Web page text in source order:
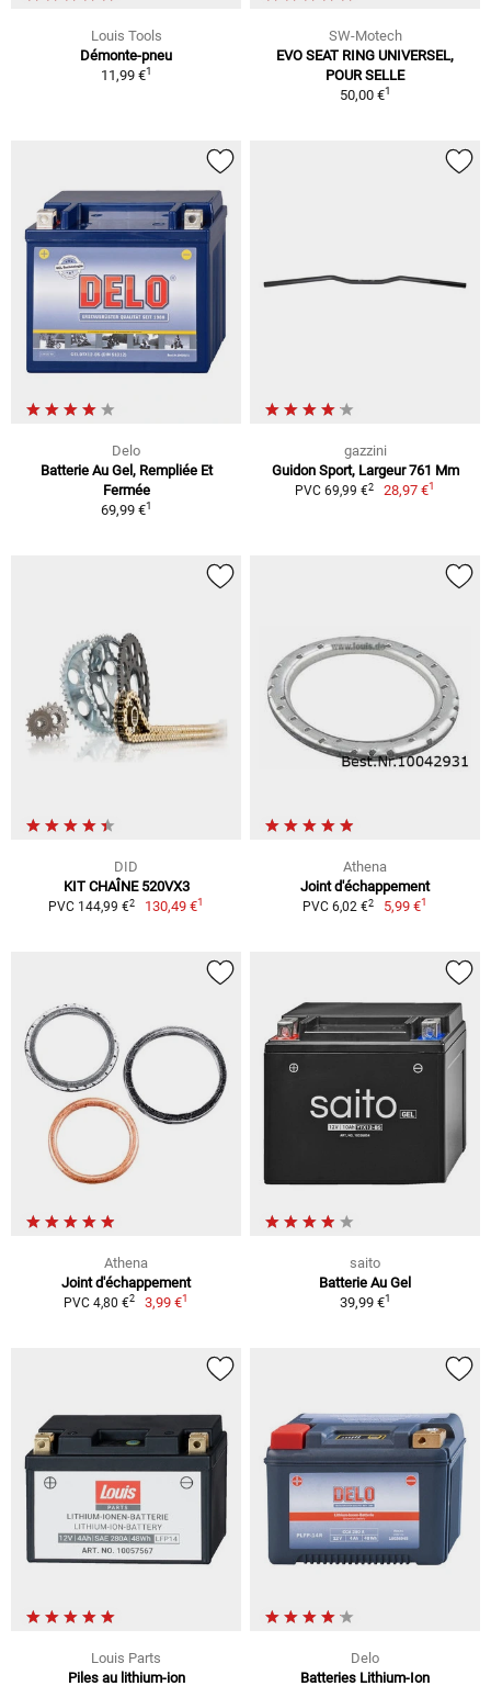
Louis Tools
Démonte-pneu
11,99 €1
SW-Motech
EVO SEAT RING UNIVERSEL,
POUR SELLE
50,00 €1
Delo
Batterie Au Gel, Rempliée Et
Fermée
69,99 €1
gazzini
Guidon Sport, Largeur 761 Mm
PVC 69,99 €2 28,97 €1
DID
KIT CHAÎNE 520VX3
PVC 144,99 €2 130,49 €1
Athena
Joint d'échappement
PVC 6,02 €2 5,99 €1
Athena
Joint d'échappement
PVC 4,80 €2 3,99 €1
saito
Batterie Au Gel
39,99 €1
Louis Parts
Piles au lithium-ion
Delo
Batteries Lithium-Ion